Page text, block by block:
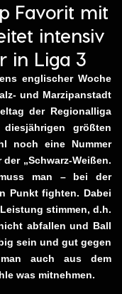
Favorit mit
intensiv
in Liga 3
englischer Woche
und Marzipanstadt
der Regionalliga
größten
noch eine Nummer
„Schwarz-Weißen.
man – bei der
Punkt fighten. Dabei
stimmen, d.h.
abfallen und Ball
sein und gut gegen
auch aus dem
was mitnehmen.